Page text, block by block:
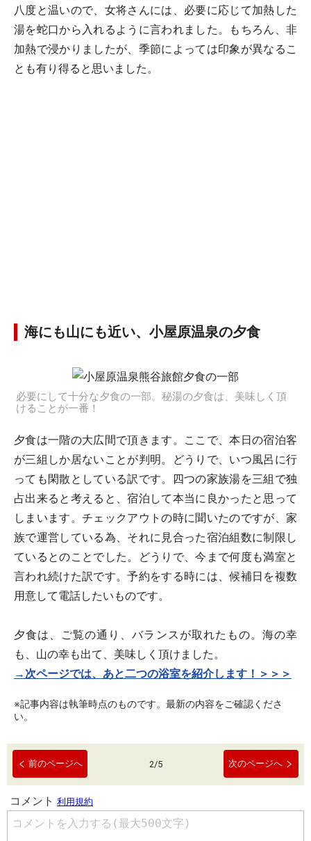
八度と温いので、女将さんには、必要に応じて加熱した
湯を蛇口から入れるように言われました。もちろん、非
加熱で浸かりましたが、季節によっては印象が異なるこ
とも有り得ると思いました。
海にも山にも近い、小屋原温泉の夕食
必要にして十分な夕食の一部。秘湯の夕食は、美味しく頂
けることが一番！
夕食は一階の大広間で頂きます。ここで、本日の宿泊客
が三組しか居ないことが判明。どうりで、いつ風呂に行
っても閑散としている訳です。四つの家族湯を三組で独
占出来ると考えると、宿泊して本当に良かったと思って
しまいます。チェックアウトの時に聞いたのですが、家
族で運営している為、それに見合った宿泊組数に制限し
ているとのことでした。どうりで、今まで何度も満室と
言われ続けた訳です。予約をする時には、候補日を複数
用意して電話したいものです。
夕食は、ご覧の通り、バランスが取れたもの。海の幸
も、山の幸も出て、美味しく頂けました。
→次ページでは、あと二つの浴室を紹介します！＞＞＞
※記事内容は執筆時点のものです。最新の内容をご確認くださ
い。
前のページへ 2/5 次のページへ